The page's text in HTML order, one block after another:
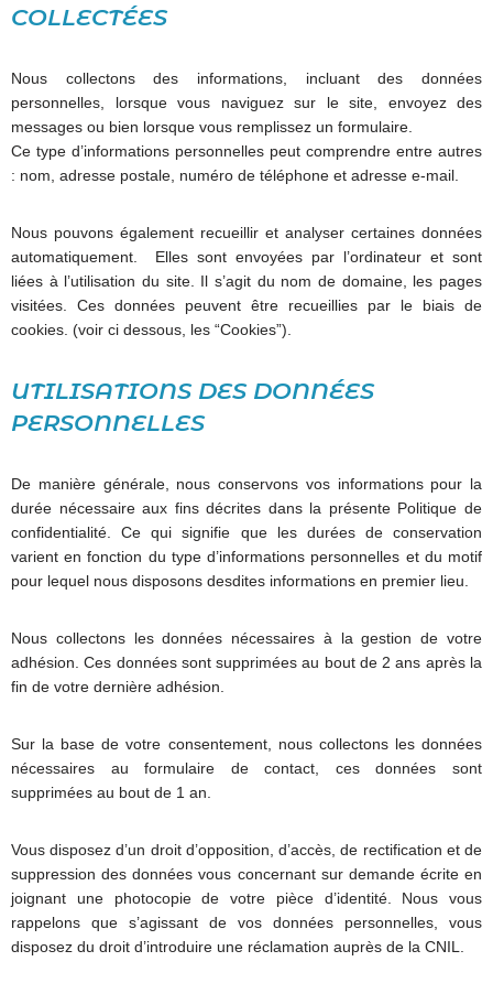
COLLECTÉES
Nous collectons des informations, incluant des données
personnelles, lorsque vous naviguez sur le site, envoyez des
messages ou bien lorsque vous remplissez un formulaire.
Ce type d’informations personnelles peut comprendre entre autres
: nom, adresse postale, numéro de téléphone et adresse e-mail.
Nous pouvons également recueillir et analyser certaines données
automatiquement. Elles sont envoyées par l’ordinateur et sont
liées à l’utilisation du site. Il s’agit du nom de domaine, les pages
visitées. Ces données peuvent être recueillies par le biais de
cookies. (voir ci dessous, les “Cookies”).
UTILISATIONS DES DONNÉES
PERSONNELLES
De manière générale, nous conservons vos informations pour la
durée nécessaire aux fins décrites dans la présente Politique de
confidentialité. Ce qui signifie que les durées de conservation
varient en fonction du type d’informations personnelles et du motif
pour lequel nous disposons desdites informations en premier lieu.
Nous collectons les données nécessaires à la gestion de votre
adhésion. Ces données sont supprimées au bout de 2 ans après la
fin de votre dernière adhésion.
Sur la base de votre consentement, nous collectons les données
nécessaires au formulaire de contact, ces données sont
supprimées au bout de 1 an.
Vous disposez d’un droit d’opposition, d’accès, de rectification et de
suppression des données vous concernant sur demande écrite en
joignant une photocopie de votre pièce d’identité. Nous vous
rappelons que s’agissant de vos données personnelles, vous
disposez du droit d’introduire une réclamation auprès de la CNIL.